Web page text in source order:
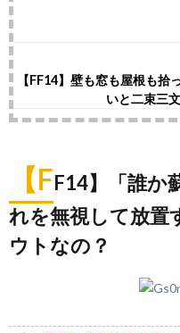
【FF14】壁も窓も屋根も
いと二束三
【FF14】「誰か
れを無視して放置
ウトなの？